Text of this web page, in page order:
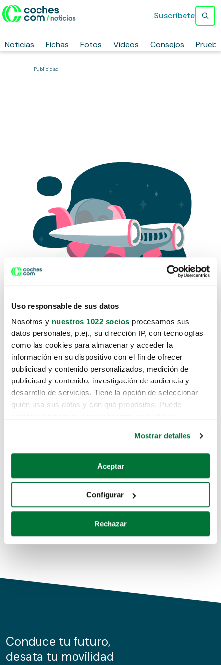
Uso responsable de sus datos
Nosotros y nuestros 1022 socios procesamos sus
datos personales, p.ej., su dirección IP, con tecnologías
como las cookies para almacenar y acceder la
información en su dispositivo con el fin de ofrecer
publicidad y contenido personalizados, medición de
publicidad y contenido, investigación de audiencia y
desarrollo de servicios. Tiene la opción de seleccionar
quién usa sus datos y con qué propósitos. Puede
Si lo permite, también quisiéramos:
Recopilar información sobre su ubicación geográfica
Identificar su dispositivo analizándolo activamente
para buscar características específicas (huellas
Obtenga más información sobre cómo se procesan sus
de cookies.
información sobre el uso que haga del sitio web con
nuestros partners de redes sociales, publicidad y análisis
Mostrar detalles
Aceptar
Configurar
Rechazar
Noticias Fichas Fotos Vídeos Consejos
Suscríbete
Publicidad
Lo sentimos, no sabemos como
te hemos traido hasta aquí.
Pero puedes encontrar el coche que estás
buscando en alguno de estos enlaces:
Coches de segunda mano
Coches de km0
Conduce tu futuro,
desata tu movilidad